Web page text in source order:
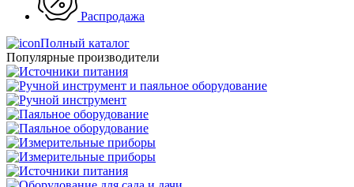
Распродажа
Полный каталог
Популярные производители